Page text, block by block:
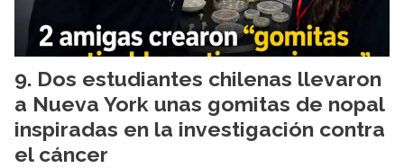
Dos estudiantes chilenas llevaron
a Nueva York unas gomitas de nopal
inspiradas en la investigación contra
el cáncer